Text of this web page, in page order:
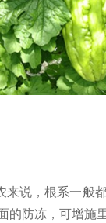
来说，根系一般
的防冻，可增施